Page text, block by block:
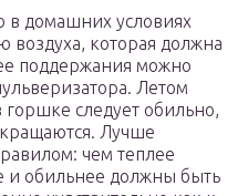
домашних условиях
воздуха, которая должна
поддержания можно
Летом
горшке следует обильно,
Лучше
чем теплее
и обильнее должны быть